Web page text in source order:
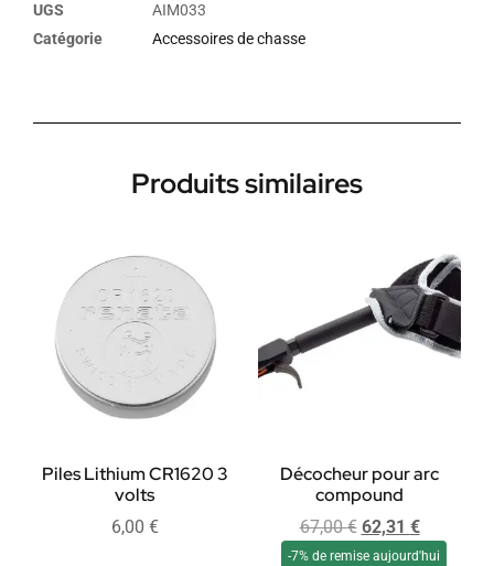
UGS
AIM033
Catégorie
Accessoires de chasse
Produits similaires
Piles Lithium CR1620 3
volts
6,00 €
Décocheur pour arc
compound
67,00€ 62,31 €
-7% de remise aujourd'hui